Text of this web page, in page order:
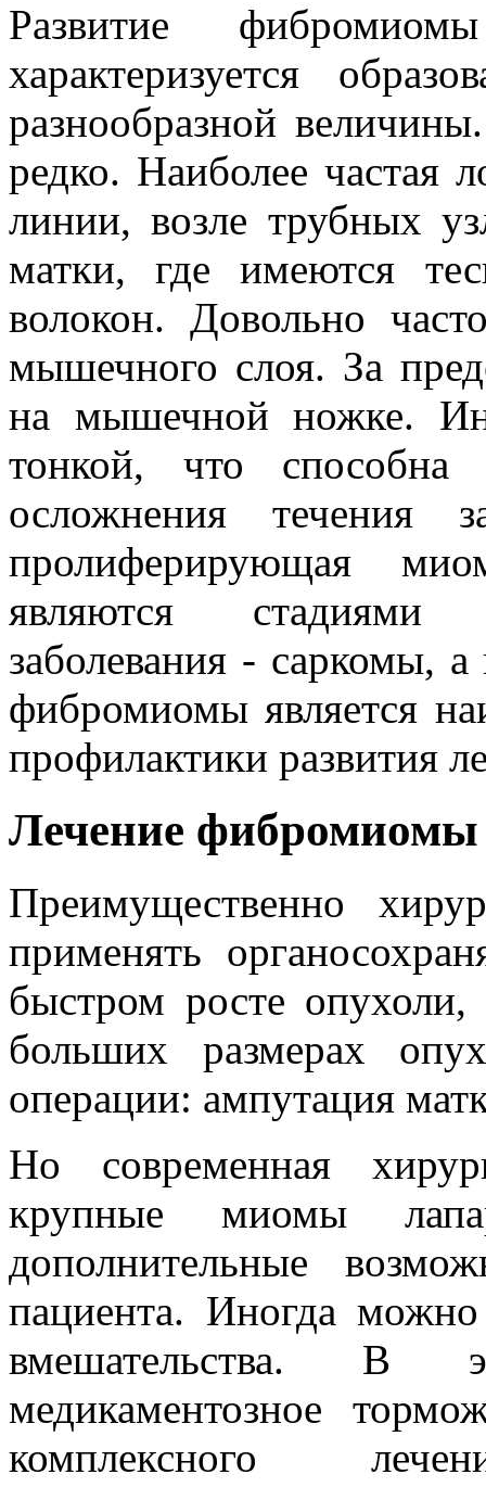
Развитие
характеризуется
разнообразной
редко. Наиболее частая
линии, возле трубных
матки, где имеются
волокон. Довольно
мышечного слоя. За
на мышечной ножке.
тонкой, что способна
осложнения течения
пролиферирующая
являются стадиями
заболевания - саркомы,
фибромиомы является
профилактики развития
Лечение фибромиомы
Преимущественно
применять
быстром росте
больших размерах
операции: ампутация
Но современная
крупные миомы
дополнительные
пациента. Иногда
вмешательства. В
медикаментозное
комплексного